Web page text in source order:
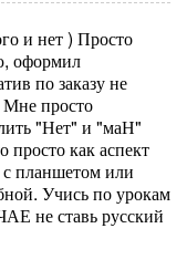
и нет ) Просто
оформил
по заказу не
Мне просто
"Нет" и "маН"
просто как аспект
с планшетом или
Учись по урокам
не ставь русский